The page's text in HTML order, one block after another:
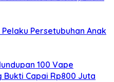
Persetubuhan Anak
100 Vape
Capai Rp800 Juta